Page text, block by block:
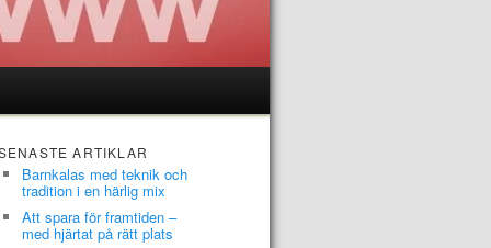
ARTIKLAR
Barnkalas med teknik och
tradition i en härlig mix
Att spara för framtiden –
med hjärtat på rätt plats